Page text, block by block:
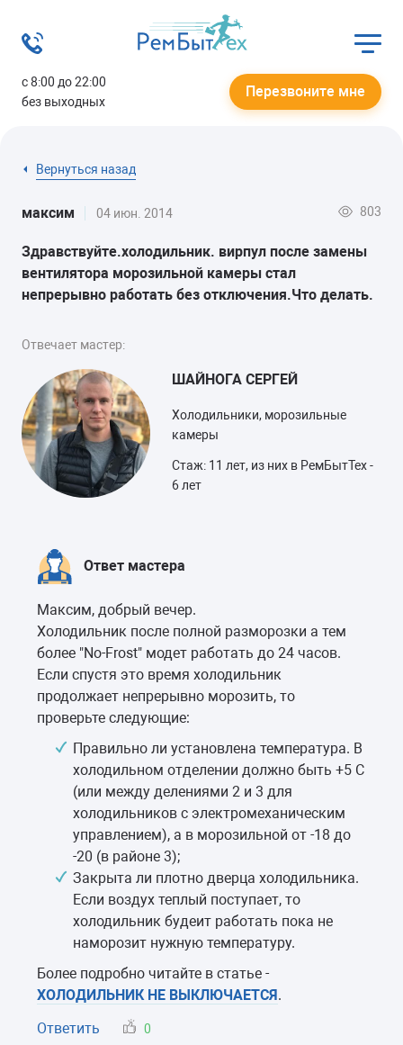
с 8:00 до 22:00
без выходных
Перезвоните мне
Вернуться назад
максим 04 июн. 2014 803
Здравствуйте.холодильник. вирпул после замены
вентилятора морозильной камеры стал
непрерывно работать без отключения.Что делать.
Отвечает мастер:
ШАЙНОГА СЕРГЕЙ
Холодильники, морозильные
камеры
Стаж: 11 лет, из них в РемБытТех -
6 лет
Ответ мастера
Максим, добрый вечер.
Холодильник после полной разморозки а тем
более "No-Frost" модет работать до 24 часов.
Если спустя это время холодильник
продолжает непрерывно морозить, то
проверьте следующие:
Правильно ли установлена температура. В
холодильном отделении должно быть +5 C
(или между делениями 2 и 3 для
холодильников с электромеханическим
управлением), а в морозильной от -18 до
-20 (в районе 3);
Закрыта ли плотно дверца холодильника.
Если воздух теплый поступает, то
холодильник будеит работать пока не
наморозит нужную температуру.
Более подробно читайте в статье -
ХОЛОДИЛЬНИК НЕ ВЫКЛЮЧАЕТСЯ.
Ответить
0